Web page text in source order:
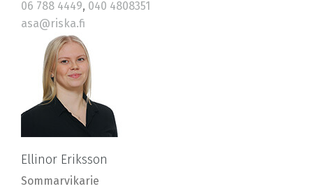
06 788 4449, 040 4808351
asa@riska.fi
Ellinor Eriksson
Sommarvikarie